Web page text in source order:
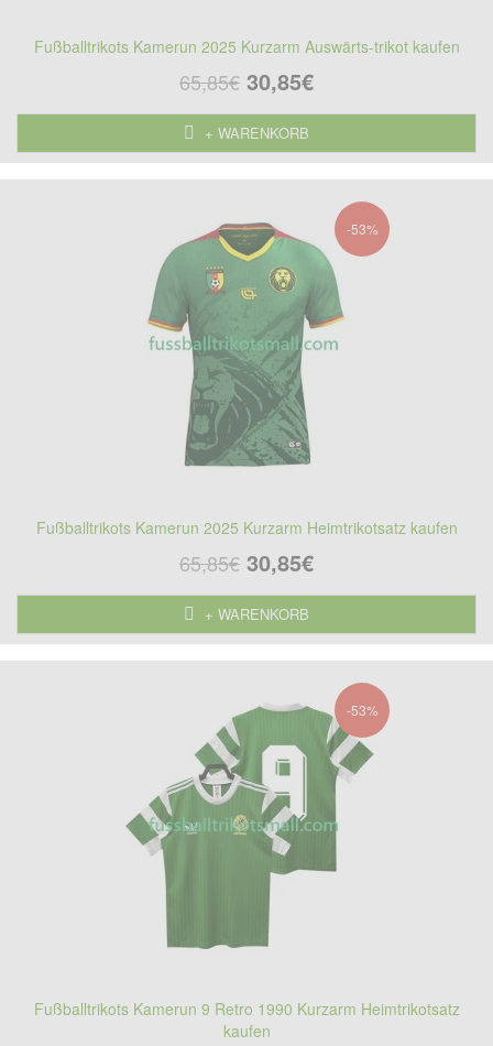
Fußballtrikots Kamerun 2025 Kurzarm Auswärts-trikot kaufen
65,85€ 30,85€
+ WARENKORB
-53%
Fußballtrikots Kamerun 2025 Kurzarm Heimtrikotsatz kaufen
65,85€ 30,85€
+ WARENKORB
-53%
Fußballtrikots Kamerun 9 Retro 1990 Kurzarm Heimtrikotsatz
kaufen